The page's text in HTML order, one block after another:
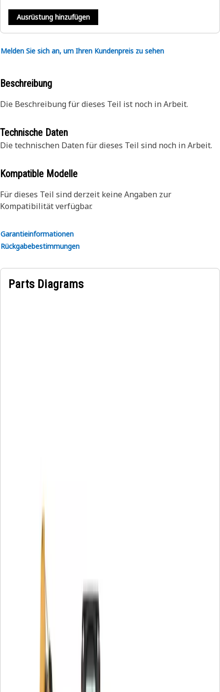
Ausrüstung hinzufügen
Melden Sie sich an, um Ihren Kundenpreis zu sehen
Beschreibung
Die Beschreibung für dieses Teil ist noch in Arbeit.
Technische Daten
Die technischen Daten für dieses Teil sind noch in Arbeit.
Kompatible Modelle
Für dieses Teil sind derzeit keine Angaben zur
Kompatibilität verfügbar.
Garantieinformationen
Rückgabebestimmungen
Parts Diagrams